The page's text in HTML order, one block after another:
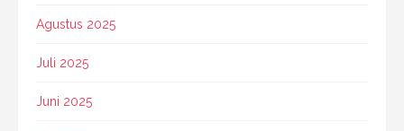
Agustus 2025
Juli 2025
Juni 2025